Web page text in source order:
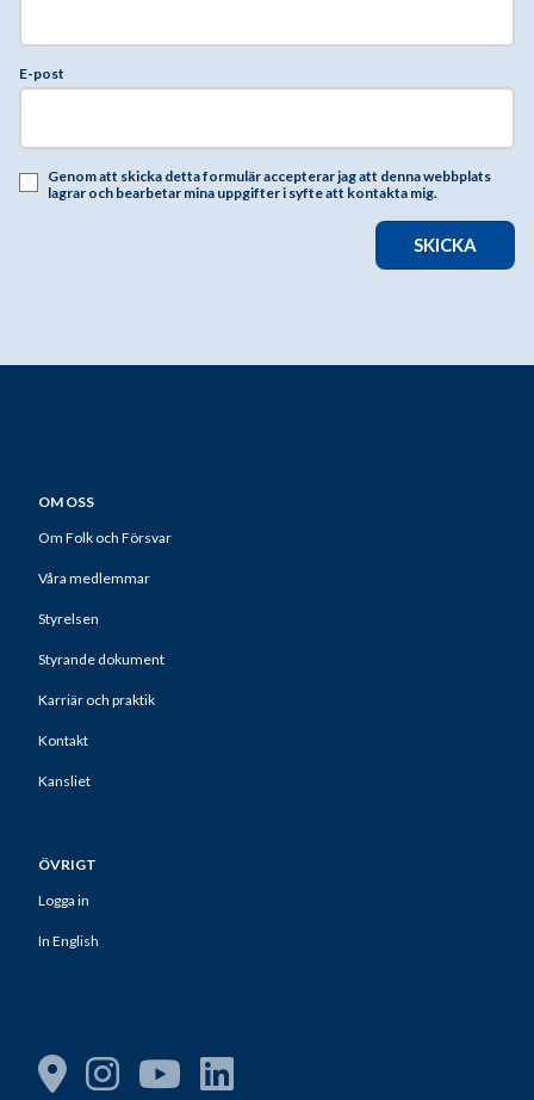
E-post
Genom att skicka detta formulär accepterar jag att denna webbplats
lagrar och bearbetar mina uppgifter i syfte att kontakta mig.
SKICKA
OM OSS
Om Folk och Försvar
Våra medlemmar
Styrelsen
Styrande dokument
Karriär och praktik
Kontakt
Kansliet
ÖVRIGT
Logga in
In English